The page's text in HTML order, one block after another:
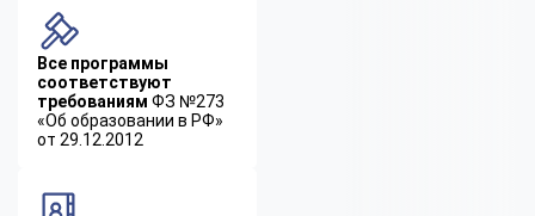
Все программы
соответствуют
требованиям ФЗ №273
«Об образовании в РФ»
от 29.12.2012